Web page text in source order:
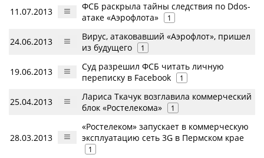
11.07.2013
ФСБ раскрыла тайны следствия по Ddos-
атаке «Аэрофлота»
1
24.06.2013
Вирус, атаковавший «Аэрофлот», пришел
из будущего
1
19.06.2013
Суд разрешил ФСБ читать личную
переписку в Facebook
1
25.04.2013
Лариса Ткачук возглавила коммерческий
блок «Ростелекома»
1
28.03.2013
«Ростелеком» запускает в коммерческую
эксплуатацию сеть 3G в Пермском крае
1